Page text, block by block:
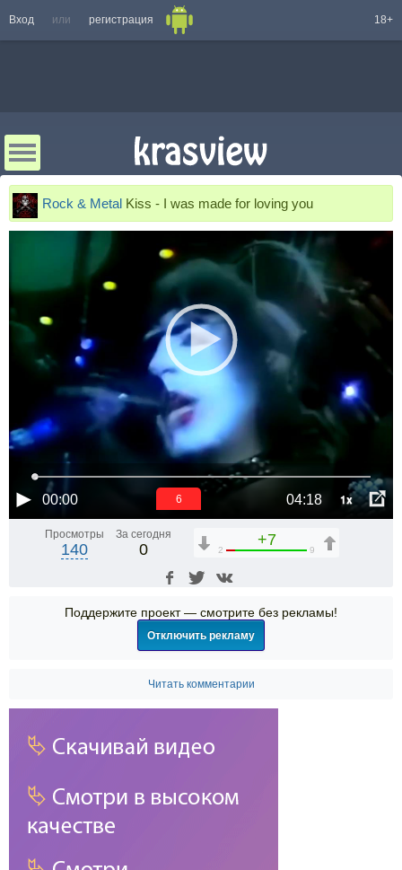
Вход или регистрация 18+
Rock & Metal Kiss - I was made for loving you
00:00 04:18 1x
6
Просмотры
140
За сегодня
0
+7
2 9
Поддержите проект — смотрите без рекламы!
Отключить рекламу
Читать комментарии